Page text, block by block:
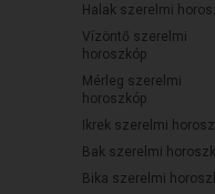
Halak szerelmi
Vízöntő szerelmi
horoszkóp
Mérleg szerelmi
horoszkóp
Ikrek szerelmi
Bak szerelmi
Bika szerelmi